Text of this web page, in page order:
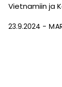
Vietnamiin ja
23.9.2024